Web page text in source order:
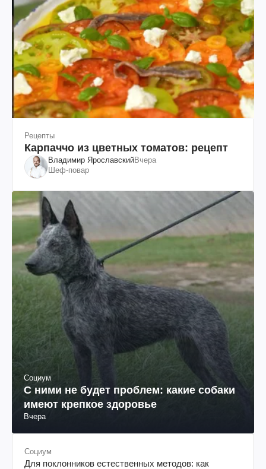
Рецепты
Карпаччо из цветных томатов: рецепт
Владимир ЯрославскийВчера
Шеф-повар
Социум
С ними не будет проблем: какие собаки
имеют крепкое здоровье
Вчера
Социум
Для поклонников естественных методов: как